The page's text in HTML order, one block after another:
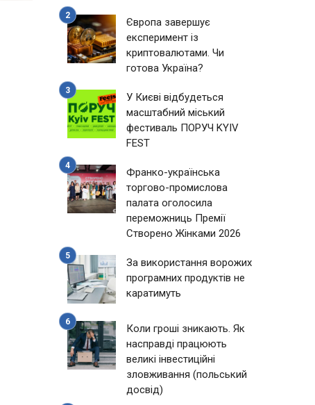
Європа завершує
експеримент із
криптовалютами. Чи
готова Україна?
У Києві відбудеться
масштабний міський
фестиваль ПОРУЧ KYIV
FEST
Франко-українська
торгово-промислова
палата оголосила
переможниць Премії
Створено Жінками 2026
За використання ворожих
програмних продуктів не
каратимуть
Коли гроші зникають. Як
насправді працюють
великі інвестиційні
зловживання (польський
досвід)